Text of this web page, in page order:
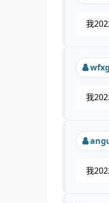
我
我
我